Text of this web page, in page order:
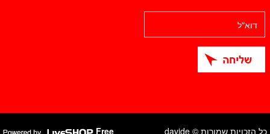
כל הזכויות שמורות © davide Free